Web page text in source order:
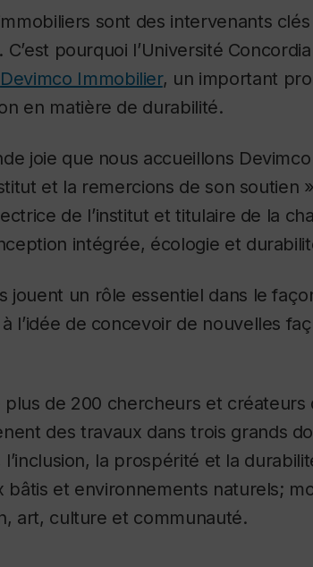
sont des intervenants clés
C’est pourquoi l’Université
Devimco Immobilier, un important
en matière de durabilité.
joie que nous accueillons
et la remercions de son soutien
de l’institut et titulaire de la
intégrée, écologie et
jouent un rôle essentiel dans le
l’idée de concevoir de nouvelles
plus de 200 chercheurs et
des travaux dans trois grands
l’inclusion, la prospérité et la
bâtis et environnements naturels;
art, culture et communauté.